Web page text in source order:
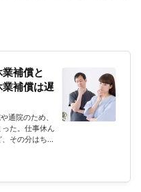
業補償と
補償は遅
通院のため、
た。仕事休ん
その分はちゃ
…考えたくも
ないでしょう